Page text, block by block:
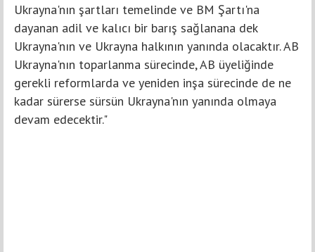
Ukrayna'nın şartları temelinde ve BM Şartı'na
dayanan adil ve kalıcı bir barış sağlanana dek
Ukrayna'nın ve Ukrayna halkının yanında olacaktır. AB
Ukrayna'nın toparlanma sürecinde, AB üyeliğinde
gerekli reformlarda ve yeniden inşa sürecinde de ne
kadar sürerse sürsün Ukrayna'nın yanında olmaya
devam edecektir."